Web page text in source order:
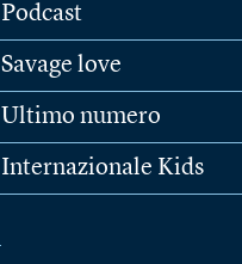
Podcast
Savage love
Ultimo numero
Internazionale Kids